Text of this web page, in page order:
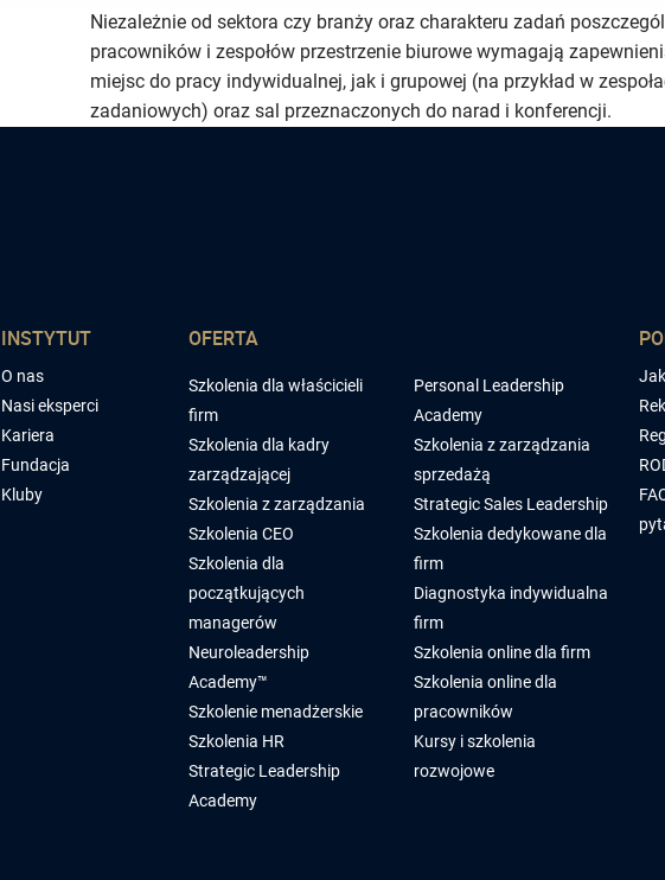
Niezależnie od sektora czy branży oraz charakteru zadań
pracowników i zespołów przestrzenie biurowe wymagają
miejsc do pracy indywidualnej, jak i grupowej (na przykład w
zadaniowych) oraz sal przeznaczonych do narad i konferencji.
INSTYTUT
O nas
Nasi eksperci
Kariera
Fundacja
Kluby
OFERTA
Szkolenia dla właścicieli
firm
Szkolenia dla kadry
zarządzającej
Szkolenia z zarządzania
Szkolenia CEO
Szkolenia dla
początkujących
managerów
Neuroleadership
Academy™
Szkolenie menadżerskie
Szkolenia HR
Strategic Leadership
Academy
Personal Leadership
Academy
Szkolenia z zarządzania
sprzedażą
Strategic Sales Leadership
Szkolenia dedykowane dla
firm
Diagnostyka indywidualna
firm
Szkolenia online dla firm
Szkolenia online dla
pracowników
Kursy i szkolenia
rozwojowe